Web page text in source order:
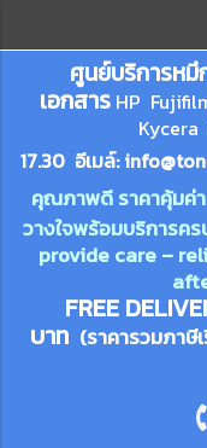
ศูนย์บริการห
เอกสาร HP
Kycera
17.30 อีเมล์:
คุณภาพดี ราคาคุ้มค่
วางใจพร้อมบริการค
provide care –
FREE
บาท (ราคารวมภาษี